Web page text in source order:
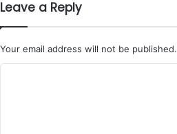
Leave a Reply
Your email address will not be published.